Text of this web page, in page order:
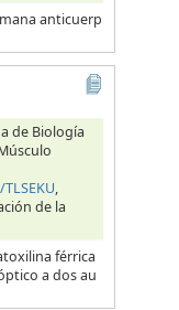
anticuerp
de Biología
,
de la
férrica
a dos au